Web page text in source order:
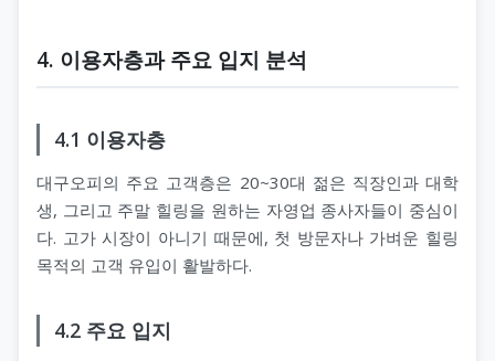
4. 이용자층과 주요 입지 분석
4.1 이용자층
대구오피의 주요 고객층은 20~30대 젊은 직장인과 대학
생, 그리고 주말 힐링을 원하는 자영업 종사자들이 중심이
다. 고가 시장이 아니기 때문에, 첫 방문자나 가벼운 힐링
목적의 고객 유입이 활발하다.
4.2 주요 입지